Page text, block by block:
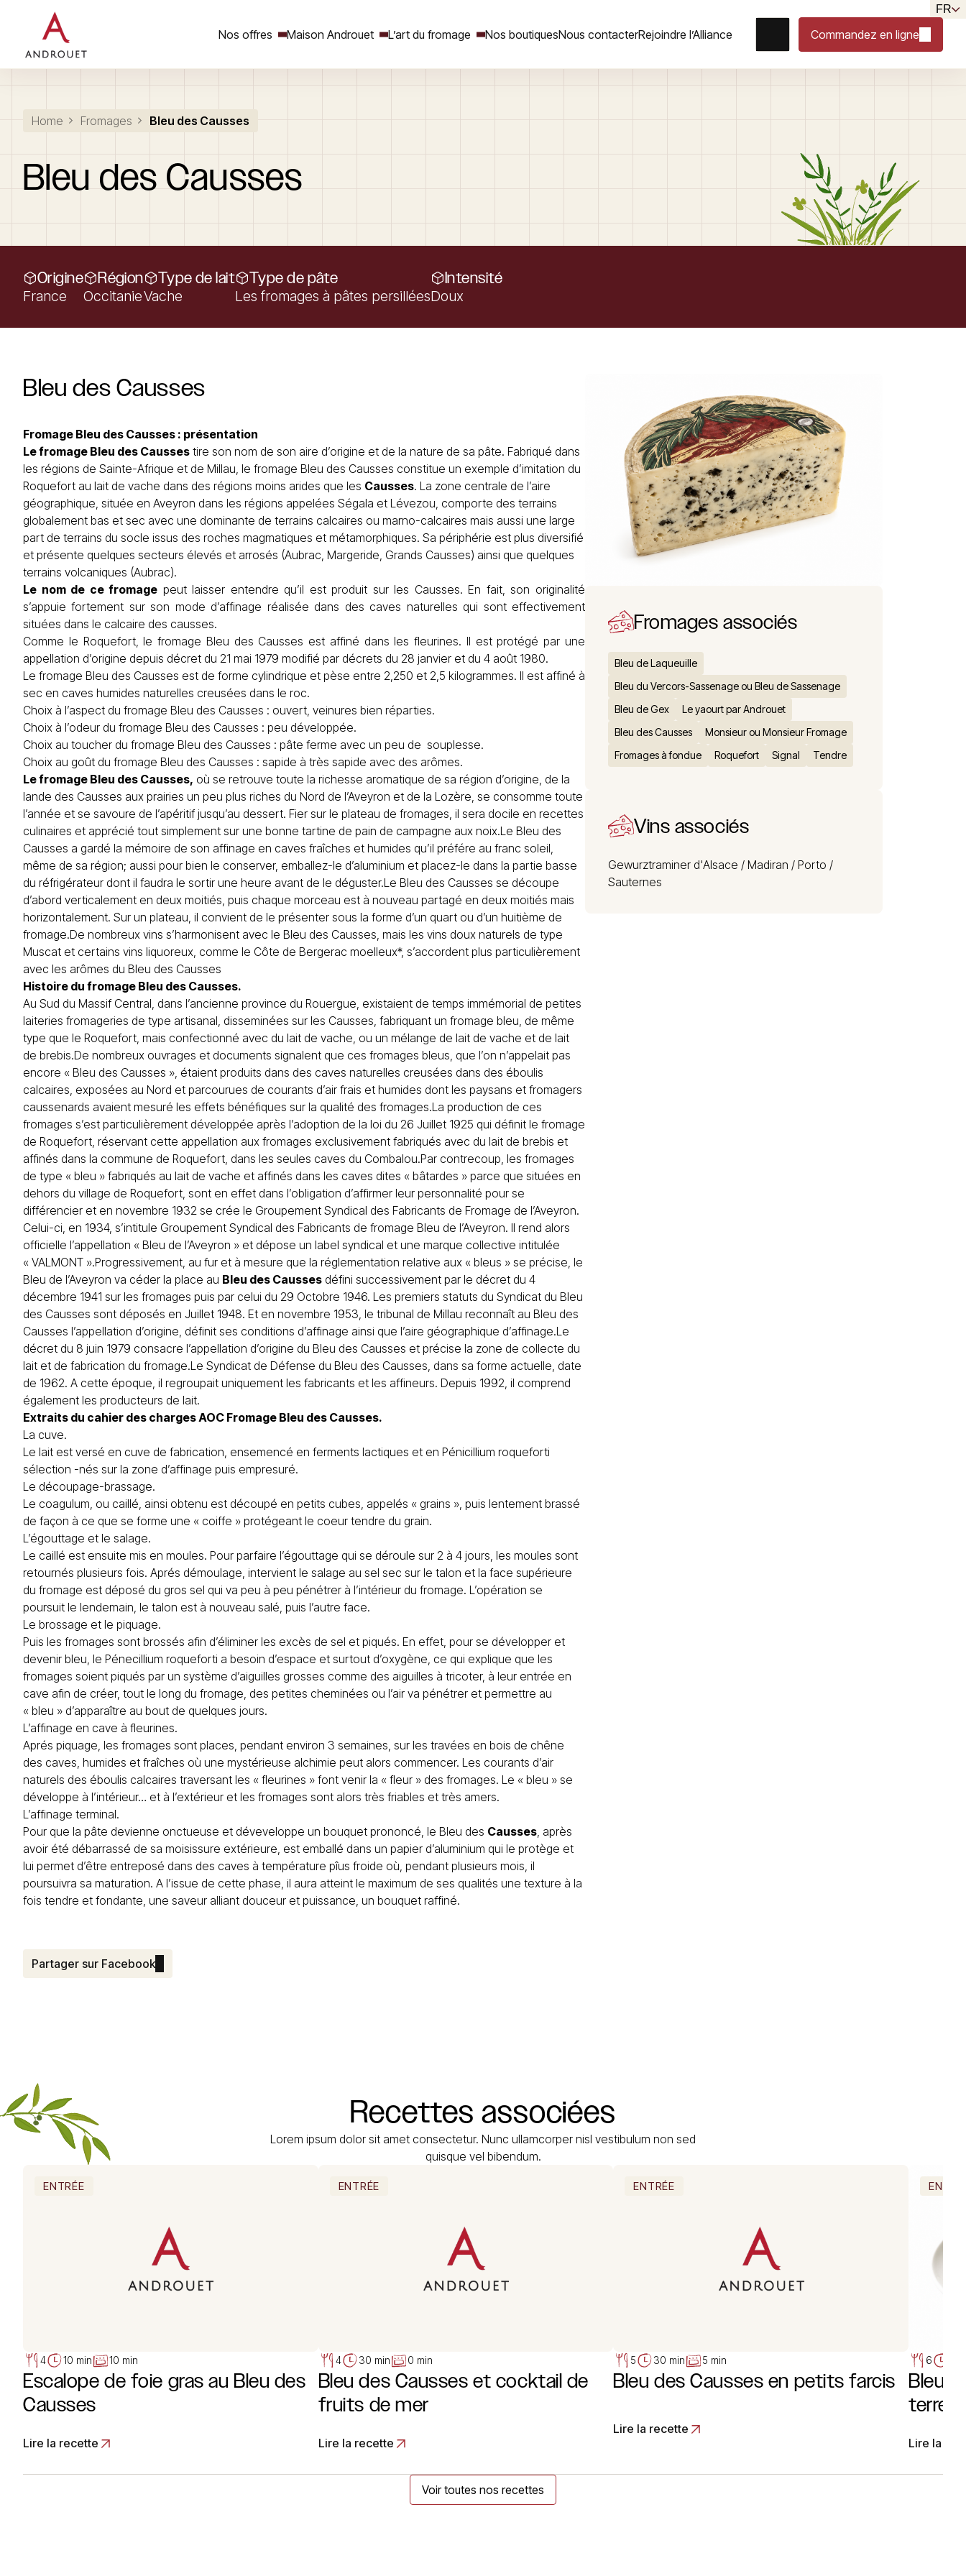
Nos offres Maison Androuet L’art du fromage Nos boutiquesNous contacterRejoindre l’Alliance Commandez en ligne
FR
Rechercher un mot clé
Home Fromages Bleu des Causses
Bleu des Causses
Origine
France
Région
Occitanie
Type de lait
Vache
Type de pâte
Les fromages à pâtes persillées
Intensité
Doux
Bleu des Causses
Fromage Bleu des Causses : présentation
Le fromage Bleu des Causses tire son nom de son aire d’origine et de la nature de sa pâte. Fabriqué dans
les régions de Sainte-Afrique et de Millau, le fromage Bleu des Causses constitue un exemple d’imitation du
Roquefort au lait de vache dans des régions moins arides que les Causses. La zone centrale de l’aire
géographique, située en Aveyron dans les régions appelées Ségala et Lévezou, comporte des terrains
globalement bas et sec avec une dominante de terrains calcaires ou marno-calcaires mais aussi une large
part de terrains du socle issus des roches magmatiques et métamorphiques. Sa périphérie est plus diversifié
et présente quelques secteurs élevés et arrosés (Aubrac, Margeride, Grands Causses) ainsi que quelques
terrains volcaniques (Aubrac).
Le nom de ce fromage peut laisser entendre qu’il est produit sur les Causses. En fait, son originalité
s’appuie fortement sur son mode d’affinage réalisée dans des caves naturelles qui sont effectivement
situées dans le calcaire des causses.
Comme le Roquefort, le fromage Bleu des Causses est affiné dans les fleurines. Il est protégé par une
appellation d’origine depuis décret du 21 mai 1979 modifié par décrets du 28 janvier et du 4 août 1980.
Le fromage Bleu des Causses est de forme cylindrique et pèse entre 2,250 et 2,5 kilogrammes. Il est affiné à
sec en caves humides naturelles creusées dans le roc.
Choix à l’aspect du fromage Bleu des Causses : ouvert, veinures bien réparties.
Choix à l’odeur du fromage Bleu des Causses : peu développée.
Choix au toucher du fromage Bleu des Causses : pâte ferme avec un peu de souplesse.
Choix au goût du fromage Bleu des Causses : sapide à très sapide avec des arômes.
Lefromage Bleu des Causses, où se retrouve toute la richesse aromatique de sa région d’origine, de la
lande des Causses aux prairies un peu plus riches du Nord de l’Aveyron et de la Lozère, se consomme toute
l’année et se savoure de l’apéritif jusqu’au dessert. Fier sur le plateau de fromages, il sera docile en recettes
culinaires et apprécié tout simplement sur une bonne tartine de pain de campagne aux noix.Le Bleu des
Causses a gardé la mémoire de son affinage en caves fraîches et humides qu’il préfére au franc soleil,
même de sa région; aussi pour bien le conserver, emballez-le d’aluminium et placez-le dans la partie basse
du réfrigérateur dont il faudra le sortir une heure avant de le déguster.Le Bleu des Causses se découpe
d’abord verticalement en deux moitiés, puis chaque morceau est à nouveau partagé en deux moitiés mais
horizontalement. Sur un plateau, il convient de le présenter sous la forme d’un quart ou d’un huitième de
fromage.De nombreux vins s’harmonisent avec le Bleu des Causses, mais les vins doux naturels de type
Muscat et certains vins liquoreux, comme le Côte de Bergerac moelleux*, s’accordent plus particulièrement
avec les arômes du Bleu des Causses
Histoire du fromage Bleu des Causses.
Au Sud du Massif Central, dans l’ancienne province du Rouergue, existaient de temps immémorial de petites
laiteries fromageries de type artisanal, disseminées sur les Causses, fabriquant un fromage bleu, de même
type que le Roquefort, mais confectionné avec du lait de vache, ou un mélange de lait de vache et de lait
de brebis.De nombreux ouvrages et documents signalent que ces fromages bleus, que l’on n’appelait pas
encore « Bleu des Causses », étaient produits dans des caves naturelles creusées dans des éboulis
calcaires, exposées au Nord et parcourues de courants d’air frais et humides dont les paysans et fromagers
caussenards avaient mesuré les effets bénéfiques sur la qualité des fromages.La production de ces
fromages s’est particulièrement développée après l’adoption de la loi du 26 Juillet 1925 qui définit le fromage
de Roquefort, réservant cette appellation aux fromages exclusivement fabriqués avec du lait de brebis et
affinés dans la commune de Roquefort, dans les seules caves du Combalou.Par contrecoup, les fromages
de type « bleu » fabriqués au lait de vache et affinés dans les caves dites « bâtardes » parce que situées en
dehors du village de Roquefort, sont en effet dans l’obligation d’affirmer leur personnalité pour se
différencier et en novembre 1932 se crée le Groupement Syndical des Fabricants de Fromage de l’Aveyron.
Celui-ci, en 1934, s’intitule Groupement Syndical des Fabricants de fromage Bleu de l’Aveyron. Il rend alors
officielle l’appellation « Bleu de l’Aveyron » et dépose un label syndical et une marque collective intitulée
« VALMONT ».Progressivement, au fur et à mesure que la réglementation relative aux « bleus » se précise, le
Bleu de l’Aveyron va céder la place au Bleu des Causses défini successivement par le décret du 4
décembre 1941 sur les fromages puis par celui du 29 Octobre 1946. Les premiers statuts du Syndicat du Bleu
des Causses sont déposés en Juillet 1948. Et en novembre 1953, le tribunal de Millau reconnaît au Bleu des
Causses l’appellation d’origine, définit ses conditions d’affinage ainsi que l’aire géographique d’affinage.Le
décret du 8 juin 1979 consacre l’appellation d’origine du Bleu des Causses et précise la zone de collecte du
lait et de fabrication du fromage.Le Syndicat de Défense du Bleu des Causses, dans sa forme actuelle, date
de 1962. A cette époque, il regroupait uniquement les fabricants et les affineurs. Depuis 1992, il comprend
également les producteurs de lait.
Extraits du cahier des charges AOC Fromage Bleu des Causses.
La cuve.
Le lait est versé en cuve de fabrication, ensemencé en ferments lactiques et en Pénicillium roqueforti
sélection -nés sur la zone d’affinage puis empresuré.
Le découpage-brassage.
Le coagulum, ou caillé, ainsi obtenu est découpé en petits cubes, appelés « grains », puis lentement brassé
de façon à ce que se forme une « coiffe » protégeant le coeur tendre du grain.
L’égouttage et le salage.
Le caillé est ensuite mis en moules. Pour parfaire l’égouttage qui se déroule sur 2 à 4 jours, les moules sont
retournés plusieurs fois. Aprés démoulage, intervient le salage au sel sec sur le talon et la face supérieure
du fromage est déposé du gros sel qui va peu à peu pénétrer à l’intérieur du fromage. L’opération se
poursuit le lendemain, le talon est à nouveau salé, puis l’autre face.
Le brossage et le piquage.
Puis les fromages sont brossés afin d’éliminer les excès de sel et piqués. En effet, pour se développer et
devenir bleu, le Pénecillium roqueforti a besoin d’espace et surtout d’oxygène, ce qui explique que les
fromages soient piqués par un système d’aiguilles grosses comme des aiguilles à tricoter, à leur entrée en
cave afin de créer, tout le long du fromage, des petites cheminées ou l’air va pénétrer et permettre au
« bleu » d’apparaître au bout de quelques jours.
L’affinage en cave à fleurines.
Aprés piquage, les fromages sont places, pendant environ 3 semaines, sur les travées en bois de chêne
des caves, humides et fraîches où une mystérieuse alchimie peut alors commencer. Les courants d’air
naturels des éboulis calcaires traversant les « fleurines » font venir la « fleur » des fromages. Le « bleu » se
développe à l’intérieur… et à l’extérieur et les fromages sont alors très friables et très amers.
L’affinage terminal.
Pour que la pâte devienne onctueuse et déveveloppe un bouquet prononcé, le Bleu des Causses, après
avoir été débarrassé de sa moisissure extérieure, est emballé dans un papier d’aluminium qui le protège et
lui permet d’être entreposé dans des caves à température pîus froide où, pendant plusieurs mois, il
poursuivra sa maturation. A l’issue de cette phase, il aura atteint le maximum de ses qualités une texture à la
fois tendre et fondante, une saveur alliant douceur et puissance, un bouquet raffiné.
Partager sur Facebook
Fromages associés
Bleu de Laqueuille
Bleu du Vercors-Sassenage ou Bleu de Sassenage
Bleu de Gex
Le yaourt par Androuet
Bleu des Causses
Monsieur ou Monsieur Fromage
Fromages à fondue
Roquefort Signal Tendre
Vins associés
Gewurztraminer d'Alsace / Madiran / Porto /
Sauternes
Recettes associées
Lorem ipsum dolor sit amet consectetur. Nunc ullamcorper nisl vestibulum non sed
quisque vel bibendum.
ENTRÉE
4 10 min 10 min
Escalope de foie gras au Bleu des
Causses
Lire la recette
ENTRÉE
4 30 min 0 min
Bleu des Causses et cocktail de
fruits de mer
Lire la recette
ENTRÉE
5 30 min 5 min
Bleu des Causses en petits farcis
Lire la recette
6
Bleu
terre
Lire la
Voir toutes nos recettes